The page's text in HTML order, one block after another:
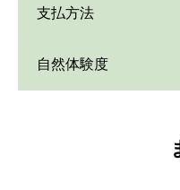
支払方法
自然体験度